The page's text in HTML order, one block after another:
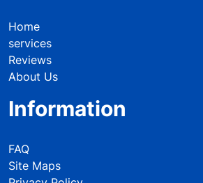
Home
services
Reviews
About Us
Information
FAQ
Site Maps